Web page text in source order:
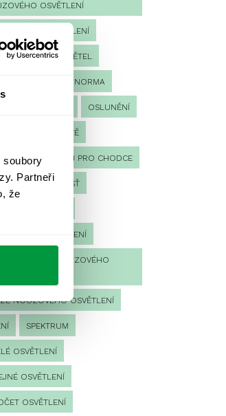
soubory
Partneři
že
OSVĚTLENÍ
NOUZOVÉ OSVĚTLENÍ
MĚŘENÍ SVĚTEL
NORMA
OSLUNĚNÍ
PRACOVIŠTĚ
PŘECHODŮ PRO CHODCE
SPORTOVIŠŤ
OSVĚTLENÍ
DENÍK NOUZOVÉHO
NOUZOVÉHO OSVĚTLENÍ
SPEKTRUM
OSVĚTLENÍ
OSVĚTLENÍ
OSVĚTLENÍ